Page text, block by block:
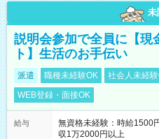
未
説明会参加で全員に【現
ト】生活のお手伝い
派遣 職種未経験OK 社会人未経
WEB登録・面接OK
給与
無資格未経験：時給
収1万2000円以上